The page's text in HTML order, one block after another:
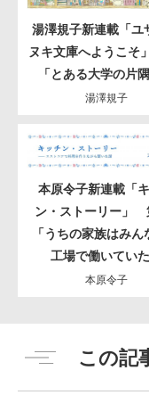
湯澤規子新連載「ユ
ヌキ文庫へようこそ
「とある大学の片隅
湯澤規子
本原令子新連載「
ン・ストーリー」
「うちの家族はみん
工場で働いていた
本原令子
この記